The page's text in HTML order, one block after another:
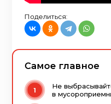
Поделиться:
Самое главное
Не
в